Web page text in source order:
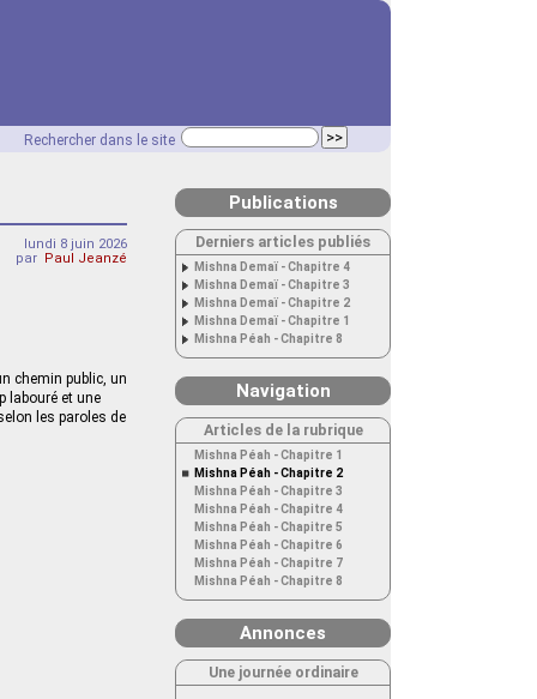
Rechercher dans le site
lundi 8 juin 2026
par Paul Jeanzé
chemin public, un
labouré et une
les paroles de
Publications
Derniers articles publiés
Mishna Demaï - Chapitre 4
Mishna Demaï - Chapitre 3
Mishna Demaï - Chapitre 2
Mishna Demaï - Chapitre 1
Mishna Péah - Chapitre 8
Navigation
Articles de la rubrique
Mishna Péah - Chapitre 1
Mishna Péah - Chapitre 2
Mishna Péah - Chapitre 3
Mishna Péah - Chapitre 4
Mishna Péah - Chapitre 5
Mishna Péah - Chapitre 6
Mishna Péah - Chapitre 7
Mishna Péah - Chapitre 8
Annonces
Une journée ordinaire